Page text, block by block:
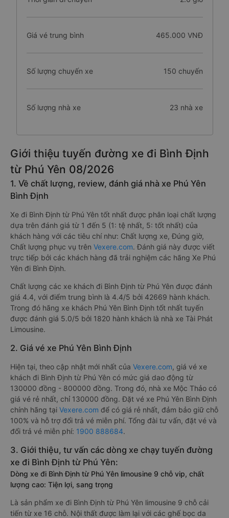
Giá vé trung bình 465.000 VNĐ
Số lượng chuyến xe 150 chuyến
Số lượng nhà xe 23 nhà xe
Giới thiệu tuyến đường xe đi Bình Định
từ Phú Yên 08/2026
1. Về chất lượng, review, đánh giá nhà xe Phú Yên
Bình Định
Xe đi Bình Định từ Phú Yên tốt nhất được phân loại chất lượng
dựa trên đánh giá từ 1 đến 5 (1: tệ nhất, 5: tốt nhất) của
khách hàng với các tiêu chí như: Chất lượng xe, Đúng giờ,
Chất lượng phục vụ trên Vexere.com. Đánh giá này được viết
trực tiếp bởi các khách hàng đã trải nghiệm các hãng Xe Phú
Yên đi Bình Định.
Chất lượng các xe khách đi Bình Định từ Phú Yên được đánh
giá 4.4, với điểm trung bình là 4.4/5 bởi 42669 hành khách.
Trong đó hãng xe khách Phú Yên Bình Định tốt nhất tuyến
được đánh giá 5.0/5 bởi 1820 hành khách là nhà xe Tài Phát
Limousine.
2. Giá vé xe Phú Yên Bình Định
Hiện tại, theo cập nhật mới nhất của Vexere.com, giá vé xe
khách đi Bình Định từ Phú Yên có mức giá dao động từ
130000 đồng - 800000 đồng. Trong đó, nhà xe Mộc Thảo có
giá vé rẻ nhất, chỉ 130000 đồng. Đặt vé xe Phú Yên Bình Định
chính hãng tại Vexere.com để có giá rẻ nhất, đảm bảo giữ chỗ
100% và hỗ trợ đổi trả vé miễn phí. Tổng đài tư vấn, đặt vé và
đổi trả vé miễn phí: 1900 888684.
3. Giới thiệu, tư vấn các dòng xe chạy tuyến đường
xe đi Bình Định từ Phú Yên:
Dòng xe đi Bình Định từ Phú Yên limousine 9 chỗ vip, chất
lượng cao: Tiện lợi, sang trọng
Là sản phẩm xe đi Bình Định từ Phú Yên limousine 9 chỗ cải
tiến từ xe 16 chỗ. Nội thất được làm lại với các ghế bọc da